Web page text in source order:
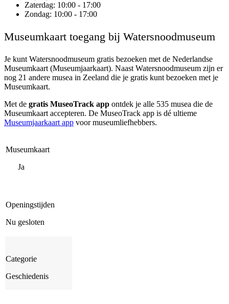
Zaterdag: 10:00 - 17:00
Zondag: 10:00 - 17:00
Museumkaart toegang bij Watersnoodmuseum
Je kunt Watersnoodmuseum gratis bezoeken met de Nederlandse
Museumkaart (Museumjaarkaart). Naast Watersnoodmuseum zijn er
nog 21 andere musea in Zeeland die je gratis kunt bezoeken met je
Museumkaart.
Met de gratis MuseoTrack app ontdek je alle 535 musea die de
Museumkaart accepteren. De MuseoTrack app is dé ultieme
Museumjaarkaart app voor museumliefhebbers.
Museumkaart
Ja
Openingstijden
Nu gesloten
Categorie
Geschiedenis